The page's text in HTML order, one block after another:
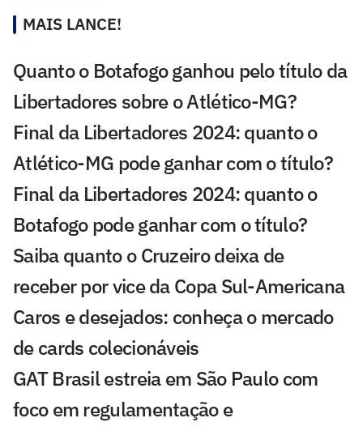
MAIS LANCE!
Quanto o Botafogo ganhou pelo título da
Libertadores sobre o Atlético-MG?
Final da Libertadores 2024: quanto o
Atlético-MG pode ganhar com o título?
Final da Libertadores 2024: quanto o
Botafogo pode ganhar com o título?
Saiba quanto o Cruzeiro deixa de
receber por vice da Copa Sul-Americana
Caros e desejados: conheça o mercado
de cards colecionáveis
GAT Brasil estreia em São Paulo com
foco em regulamentação e